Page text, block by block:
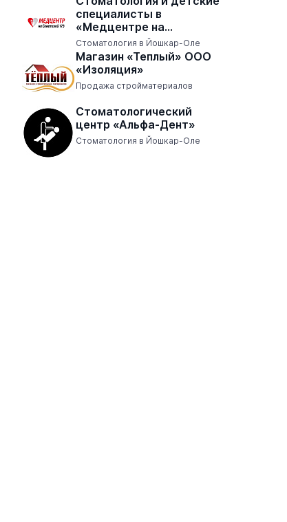
специалисты в
«Медцентре на
Советской 173»
Стоматология в Йошкар-Оле
Магазин «Теплый» ООО
«Изоляция»
Продажа стройматериалов
Стоматологический
центр «Альфа-Дент»
Стоматология в Йошкар-Оле